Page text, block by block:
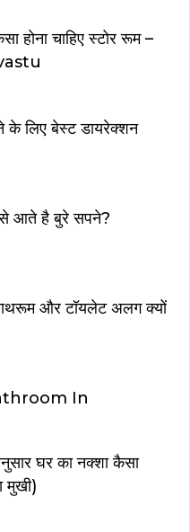
होना चाहिए स्टोर रूम –
के लिए बेस्ट डायरेक्शन
से आते है बुरे सपने?
और टॉयलेट अलग क्यों
In
घर का नक्शा कैसा
मुखी)